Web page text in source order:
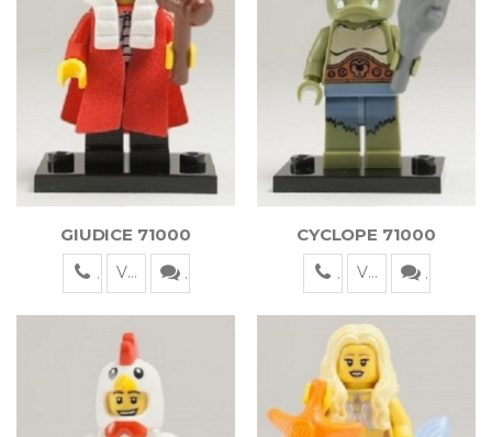
GIUDICE 71000
Visualizza
CYCLOPE 71000
Visualizza